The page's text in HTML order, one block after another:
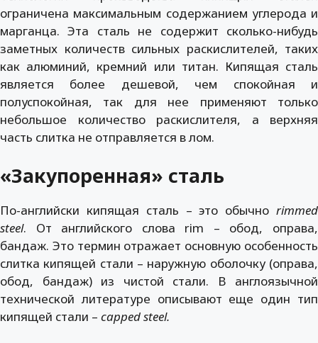
ограничена максимальным содержанием углерода и
марганца. Эта сталь не содержит сколько-нибудь
заметных количеств сильных раскислителей, таких
как алюминий, кремний или титан. Кипящая сталь
является более дешевой, чем спокойная и
полуспокойная, так для нее применяют только
небольшое количество раскислителя, а верхняя
часть слитка не отправляется в лом.
«Закупоренная» сталь
По-английски кипящая сталь – это обычно rimmed
steel. От английского слова rim – обод, оправа,
бандаж. Это термин отражает основную особенность
слитка кипящей стали – наружную оболочку (оправа,
обод, бандаж) из чистой стали. В англоязычной
технической литературе описывают еще один тип
кипящей стали – cappedsteel.